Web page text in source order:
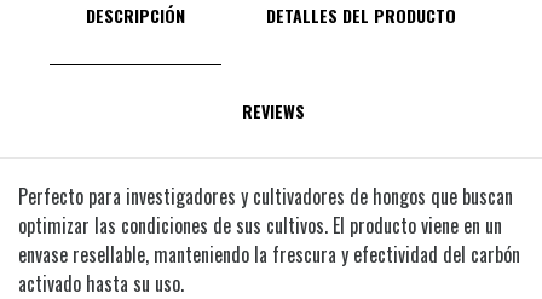
DESCRIPCIÓN DETALLES DEL PRODUCTO
REVIEWS
Perfecto para investigadores y cultivadores de hongos que buscan
optimizar las condiciones de sus cultivos. El producto viene en un
envase resellable, manteniendo la frescura y efectividad del carbón
activado hasta su uso.